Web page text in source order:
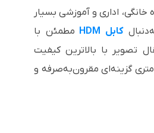
خانگی، اداری و آموزشی بسیار
کابل HDM
مطمئن با
تصویر با بالاترین کیفیت
هستید، این مدل ۷ متری گزینه‌ای مقرون‌به‌صرفه و